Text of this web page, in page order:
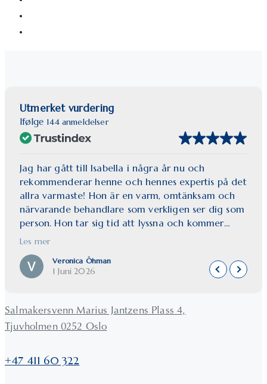
Utmerket vurdering
Ifølge 144 anmeldelser
Jag har gått till Isabella i några år nu och
rekommenderar henne och hennes expertis på det
allra varmaste! Hon är en varm, omtänksam och
närvarande behandlare som verkligen ser dig som
person. Hon tar sig tid att lyssna och kommer
alltid med ärliga och professionella råd för att
unika utgångspunkt du har.
vare hennes stora kunskap, noggrannhet och
genuina engagemang. Resultaten blir naturliga
och genomtänkta, och jag känner mig alltid väl
Les mer
Veronica Öhman
1 Juni 2026
Salmakersvenn Marius Jantzens Plass 4,
Tjuvholmen 0252 Oslo
+47 411 60 322